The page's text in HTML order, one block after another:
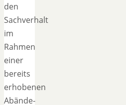
den
Sachverhalt
im
Rahmen
einer
bereits
erhobenen
Abände-